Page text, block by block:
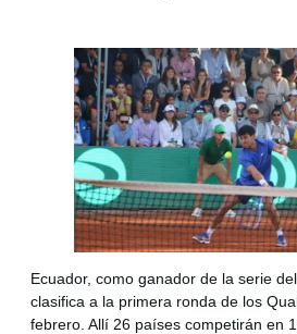
Ecuador, como ganador de la serie
clasifica a la primera ronda de los
febrero. Allí 26 países competirán en